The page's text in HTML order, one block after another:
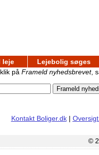
leje
Lejebolig søges
på Frameld nyhedsbrevet,
Kontakt Boliger.dk|
©